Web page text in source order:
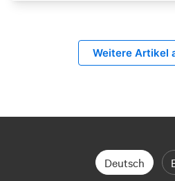
Weitere Artikel
Deutsch